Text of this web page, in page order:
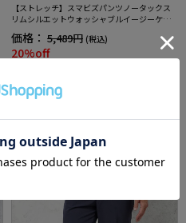
【ストレッチ】スマビズパンツノータックス
リムシルエットウォッシャブルイージーケア
価格： 5,489円 (税込)
20%off
★2点目10%OFF/3点目以降20%
OFF対象
4